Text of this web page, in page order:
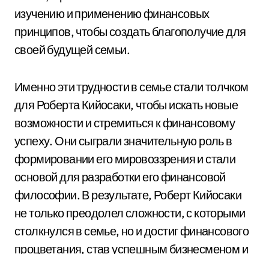
изучению и применению финансовых
принципов, чтобы создать благополучие для
своей будущей семьи.
Именно эти трудности в семье стали толчком
для Роберта Кийосаки, чтобы искать новые
возможности и стремиться к финансовому
успеху. Они сыграли значительную роль в
формировании его мировоззрения и стали
основой для разработки его финансовой
философии. В результате, Роберт Кийосаки
не только преодолел сложности, с которыми
столкнулся в семье, но и достиг финансового
процветания, став успешным бизнесменом и